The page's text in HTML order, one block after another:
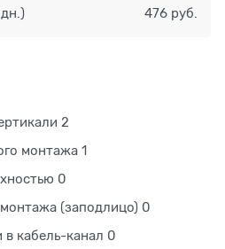
дн.) 476 руб.
2
монтажа 1
0
(заподлицо) 0
в кабель-канал 0